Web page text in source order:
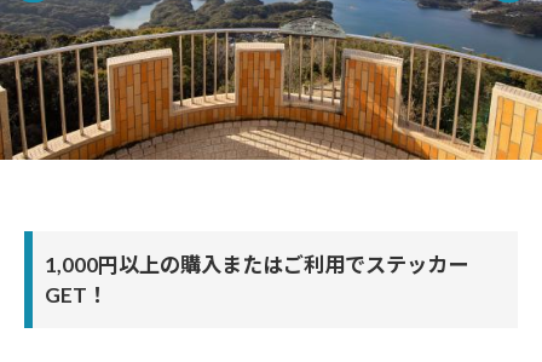
1,000円以上の購入またはご利用でステッカー
GET！